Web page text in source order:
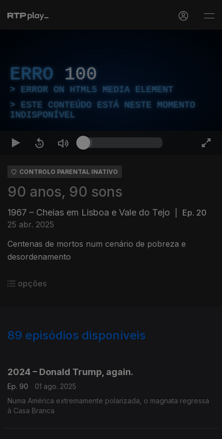
ERRO 100
ERROR ON HTML5 MEDIA ELEMENT
ESTE CONTEÚDO ESTÁ NESTE MOMENTO
INDISPONÍVEL
CONTROLO PARENTAL INATIVO
90 anos, 90 sons
1967 – Cheias em Lisboa e Vale do Tejo
Ep. 20
25 abr. 2025
Centenas de mortos num cenário de pobreza e
desordenamento
opções
89 episódios disponíveis
2024 – Donald Trump, again.
Ep. 90
01 ago. 2025
Numa América extremamente polarizada, o magnata regressa
à Casa Branca